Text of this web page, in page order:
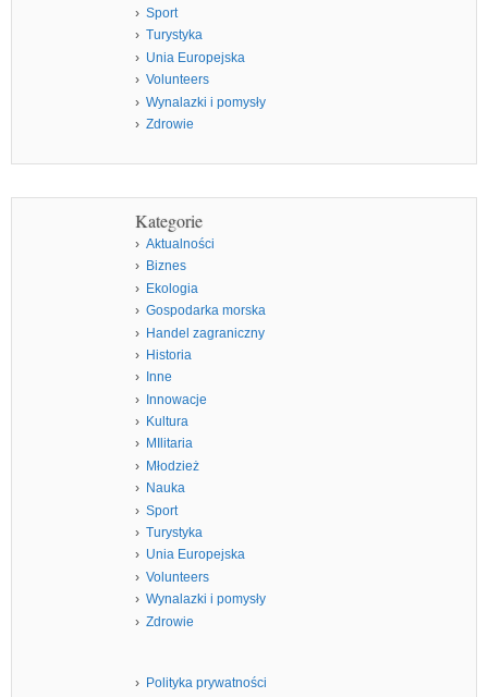
Sport
Turystyka
Unia Europejska
Volunteers
Wynalazki i pomysły
Zdrowie
Kategorie
Aktualności
Biznes
Ekologia
Gospodarka morska
Handel zagraniczny
Historia
Inne
Innowacje
Kultura
MIlitaria
Młodzież
Nauka
Sport
Turystyka
Unia Europejska
Volunteers
Wynalazki i pomysły
Zdrowie
Polityka prywatności